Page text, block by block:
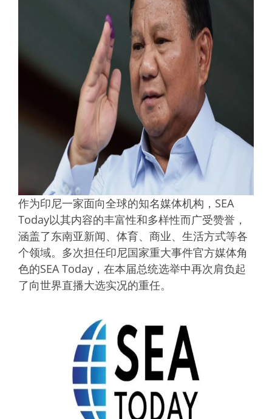
作为印尼一家面向全球的知名媒体机构，SEA
Today以其内容的丰富性和多样性而广受赞誉，
涵盖了东南亚新闻、体育、商业、生活方式等各
个领域。多次担任印尼国家重大事件官方媒体角
色的SEA Today，在本届总统选举中再次肩负起
了向世界直播大选实况的重任。